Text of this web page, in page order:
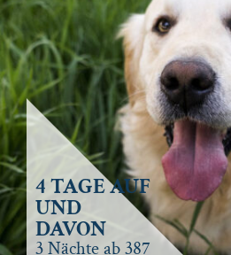
4 TAGE AUF
UND
DAVON
3 Nächte ab 387